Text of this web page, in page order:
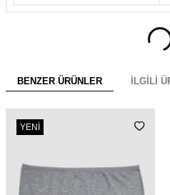
BENZER ÜRÜNLER İLGILI
YENI